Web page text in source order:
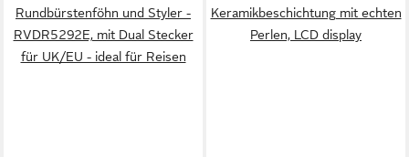
Rundbürstenföhn und Styler -
RVDR5292E, mit Dual Stecker
für UK/EU - ideal für Reisen
Keramikbeschichtung mit echten
Perlen, LCD display